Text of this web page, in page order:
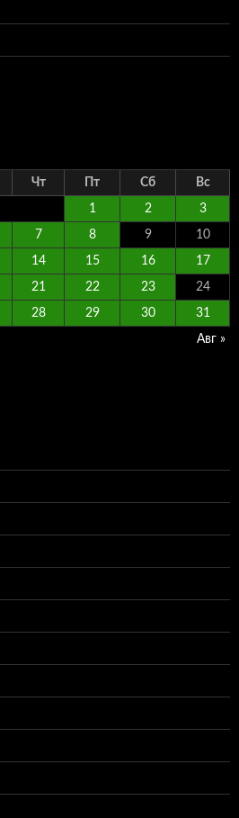
Чт Пт Сб Вс
1 2 3
7 8 9 10
14 15 16 17
21 22 23 24
28 29 30 31
Авг »